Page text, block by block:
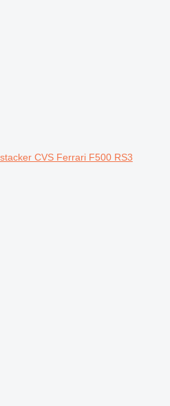
CVS Ferrari F500 RS3